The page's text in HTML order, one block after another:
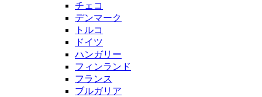
チェコ
デンマーク
トルコ
ドイツ
ハンガリー
フィンランド
フランス
ブルガリア